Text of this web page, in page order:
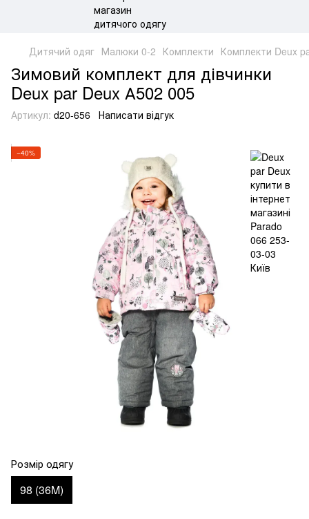
Дитячий одяг Малюки 0-2 Комплекти Комплекти Deux
Зимовий комплект для дівчинки
Deux par Deux А502 005
Артикул: d20-656 Написати відгук
−40%
Розмір одягу
98 (36M)